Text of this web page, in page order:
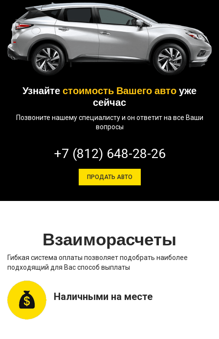
Узнайтестоимость Вашего автоуже
сейчас
Позвоните нашему специалисту и он ответит на все Ваши
вопросы
+7 (812) 648-28-26
ПРОДАТЬ АВТО
Взаиморасчеты
Гибкая система оплаты позволяет подобрать наиболее
подходящий для Вас способ выплаты
Наличными на месте